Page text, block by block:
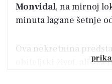
Monvidal, na mirnoj
minuta lagane šetnje
Ova nekretnina
obiteljski život, ali i za